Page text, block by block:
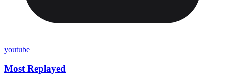
youtube
Most Replayed